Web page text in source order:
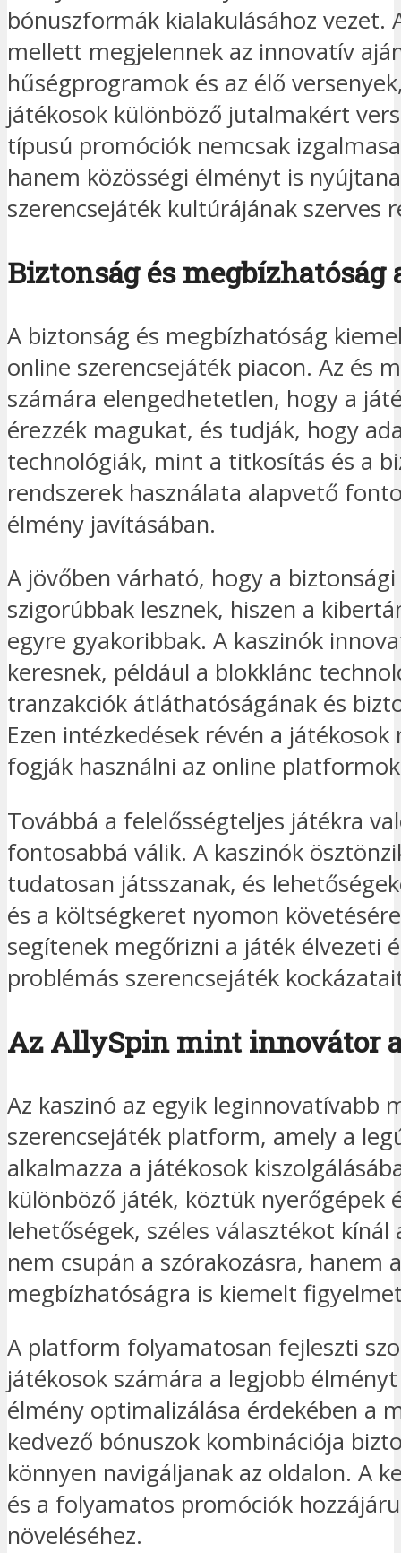
bónuszformák kialakulásához vezet.
mellett megjelennek az innovatív
hűségprogramok és az élő
játékosok különböző jutalmakért
típusú promóciók nemcsak
hanem közösségi élményt is
szerencsejáték kultúrájának szerves
Biztonság és megbízhatóság
A biztonság és megbízhatóság
online szerencsejáték piacon. Az és
számára elengedhetetlen, hogy a
érezzék magukat, és tudják, hogy
technológiák, mint a titkosítás és a
rendszerek használata alapvető
élmény javításában.
A jövőben várható, hogy a
szigorúbbak lesznek, hiszen a
egyre gyakoribbak. A kaszinók
keresnek, például a blokklánc
tranzakciók átláthatóságának és
Ezen intézkedések révén a
fogják használni az online
Továbbá a felelősségteljes játékra
fontosabbá válik. A kaszinók
tudatosan játsszanak, és
és a költségkeret nyomon
segítenek megőrizni a játék élvezeti
problémás szerencsejáték
Az AllySpin mint innovátor
Az kaszinó az egyik leginnovatívabb
szerencsejáték platform, amely a
alkalmazza a játékosok
különböző játék, köztük nyerőgépek
lehetőségek, széles választékot kínál
nem csupán a szórakozásra, hanem
megbízhatóságra is kiemelt
A platform folyamatosan fejleszti
játékosok számára a legjobb
élmény optimalizálása érdekében a
kedvező bónuszok kombinációja
könnyen navigáljanak az oldalon. A
és a folyamatos promóciók
növeléséhez.